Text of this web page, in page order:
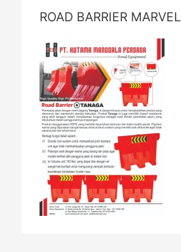
ROAD BARRIER MARVEL